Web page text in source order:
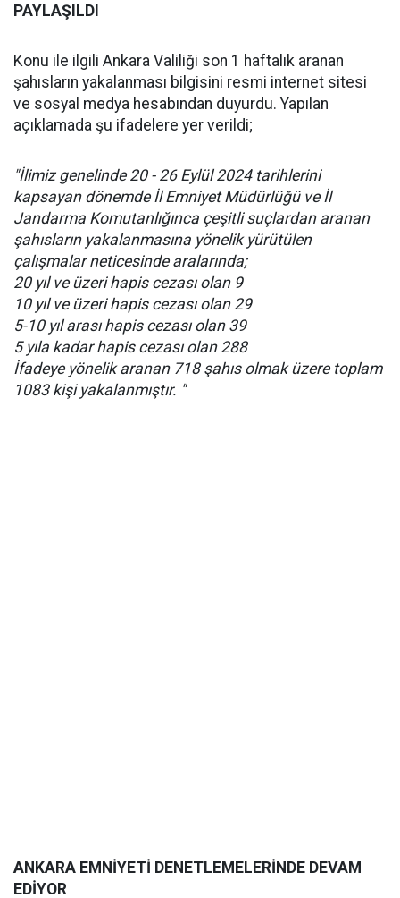
PAYLAŞILDI
Konu ile ilgili Ankara Valiliği son 1 haftalık aranan
şahısların yakalanması bilgisini resmi internet sitesi
ve sosyal medya hesabından duyurdu. Yapılan
açıklamada şu ifadelere yer verildi;
"İlimiz genelinde 20 - 26 Eylül 2024 tarihlerini
kapsayan dönemde İl Emniyet Müdürlüğü ve İl
Jandarma Komutanlığınca çeşitli suçlardan aranan
şahısların yakalanmasına yönelik yürütülen
çalışmalar neticesinde aralarında;
20 yıl ve üzeri hapis cezası olan 9
10 yıl ve üzeri hapis cezası olan 29
5-10 yıl arası hapis cezası olan 39
5 yıla kadar hapis cezası olan 288
İfadeye yönelik aranan 718 şahıs olmak üzere toplam
1083 kişi yakalanmıştır. "
ANKARA EMNİYETİ DENETLEMELERİNDE DEVAM
EDİYOR